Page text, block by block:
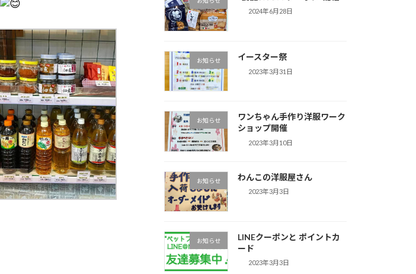
2024年6月28日
お知らせ イースター祭
2023年3月31日
お知らせ
ワンちゃん手作り洋服ワーク
ショップ開催
2023年3月10日
お知らせ わんこの洋服屋さん
2023年3月3日
お知らせ
LINEクーポンと ポイントカ
ード
2023年3月3日